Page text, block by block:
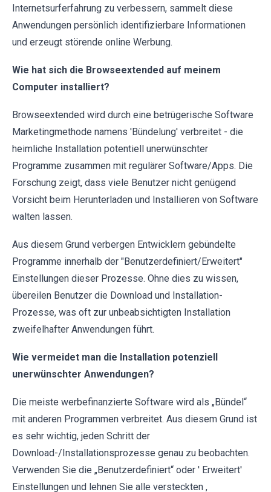
Internetsurferfahrung zu verbessern, sammelt diese
Anwendungen persönlich identifizierbare Informationen
und erzeugt störende online Werbung.
Wie hat sich die Browseextended auf meinem
Computer installiert?
Browseextended wird durch eine betrügerische Software
Marketingmethode namens 'Bündelung' verbreitet - die
heimliche Installation potentiell unerwünschter
Programme zusammen mit regulärer Software/Apps. Die
Forschung zeigt, dass viele Benutzer nicht genügend
Vorsicht beim Herunterladen und Installieren von Software
walten lassen.
Aus diesem Grund verbergen Entwicklern gebündelte
Programme innerhalb der "Benutzerdefiniert/Erweitert"
Einstellungen dieser Prozesse. Ohne dies zu wissen,
übereilen Benutzer die Download und Installation-
Prozesse, was oft zur unbeabsichtigten Installation
zweifelhafter Anwendungen führt.
Wie vermeidet man die Installation potenziell
unerwünschter Anwendungen?
Die meiste werbefinanzierte Software wird als „Bündel“
mit anderen Programmen verbreitet. Aus diesem Grund ist
es sehr wichtig, jeden Schritt der
Download-/Installationsprozesse genau zu beobachten.
Verwenden Sie die „Benutzerdefiniert“ oder ' Erweitert'
Einstellungen und lehnen Sie alle versteckten ,